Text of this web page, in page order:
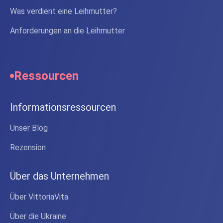
Was verdient eine Leihmutter?
Anforderungen an die Leihmutter
Ressourcen
Informationsressourcen
Unser Blog
Rezension
Über das Unternehmen
Über VittoriaVita
Über die Ukraine